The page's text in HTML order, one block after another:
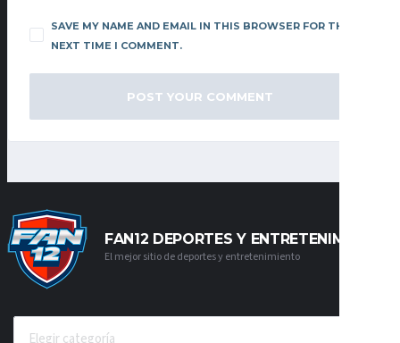
SAVE MY NAME AND EMAIL IN THIS BROWSER FOR THE
NEXT TIME I COMMENT.
FAN12 DEPORTES Y ENTRETENIMIENTO
El mejor sitio de deportes y entretenimiento